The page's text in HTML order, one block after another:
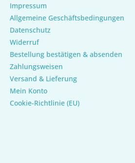
Impressum
Allgemeine Geschäftsbedingungen
Datenschutz
Widerruf
Bestellung bestätigen & absenden
Zahlungsweisen
Versand & Lieferung
Mein Konto
Cookie-Richtlinie (EU)